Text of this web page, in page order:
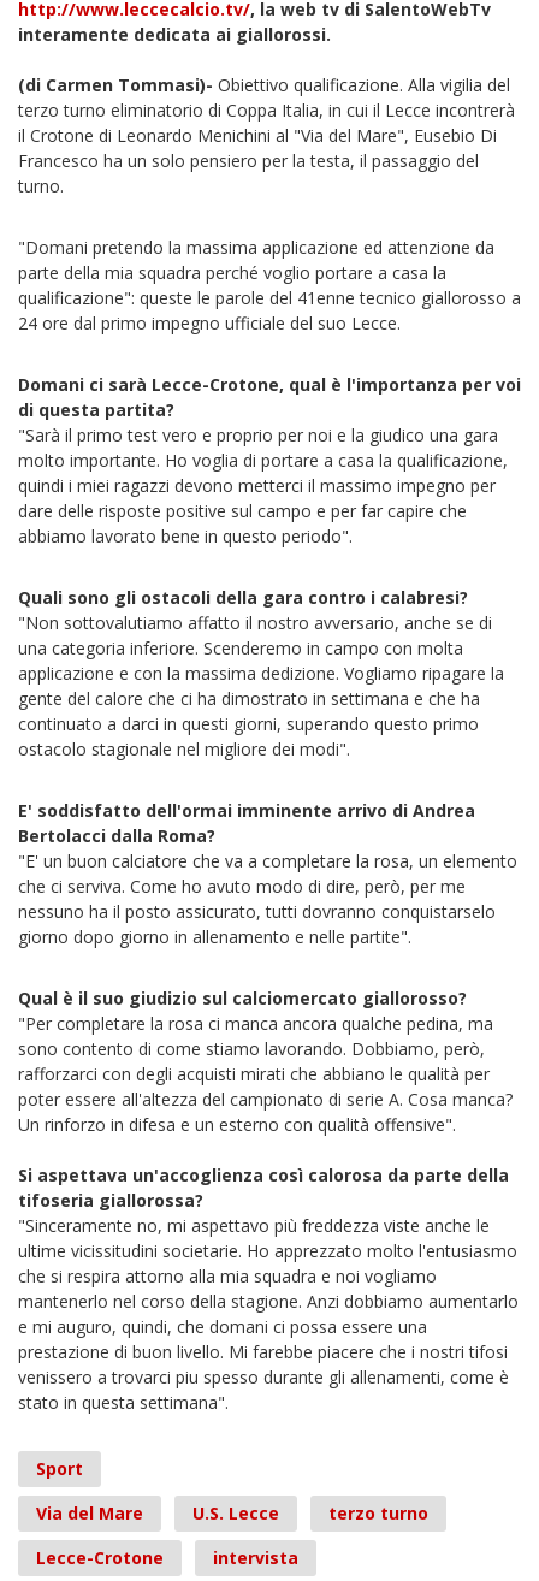
http://www.leccecalcio.tv/, la web tv di SalentoWebTv
interamente dedicata ai giallorossi.
(di Carmen Tommasi)- Obiettivo qualificazione. Alla vigilia del
terzo turno eliminatorio di Coppa Italia, in cui il Lecce incontrerà
il Crotone di Leonardo Menichini al "Via del Mare", Eusebio Di
Francesco ha un solo pensiero per la testa, il passaggio del
turno.
"Domani pretendo la massima applicazione ed attenzione da
parte della mia squadra perché voglio portare a casa la
qualificazione": queste le parole del 41enne tecnico giallorosso a
24 ore dal primo impegno ufficiale del suo Lecce.
Domani ci sarà Lecce-Crotone, qual è l'importanza per voi
di questa partita?
"Sarà il primo test vero e proprio per noi e la giudico una gara
molto importante. Ho voglia di portare a casa la qualificazione,
quindi i miei ragazzi devono metterci il massimo impegno per
dare delle risposte positive sul campo e per far capire che
abbiamo lavorato bene in questo periodo".
Quali sono gli ostacoli della gara contro i calabresi?
"Non sottovalutiamo affatto il nostro avversario, anche se di
una categoria inferiore. Scenderemo in campo con molta
applicazione e con la massima dedizione. Vogliamo ripagare la
gente del calore che ci ha dimostrato in settimana e che ha
continuato a darci in questi giorni, superando questo primo
ostacolo stagionale nel migliore dei modi".
E' soddisfatto dell'ormai imminente arrivo di Andrea
Bertolacci dalla Roma?
"E' un buon calciatore che va a completare la rosa, un elemento
che ci serviva. Come ho avuto modo di dire, però, per me
nessuno ha il posto assicurato, tutti dovranno conquistarselo
giorno dopo giorno in allenamento e nelle partite".
Qual è il suo giudizio sul calciomercato giallorosso?
"Per completare la rosa ci manca ancora qualche pedina, ma
sono contento di come stiamo lavorando. Dobbiamo, però,
rafforzarci con degli acquisti mirati che abbiano le qualità per
poter essere all'altezza del campionato di serie A. Cosa manca?
Un rinforzo in difesa e un esterno con qualità offensive".
Si aspettava un'accoglienza così calorosa da parte della
tifoseria giallorossa?
"Sinceramente no, mi aspettavo più freddezza viste anche le
ultime vicissitudini societarie. Ho apprezzato molto l'entusiasmo
che si respira attorno alla mia squadra e noi vogliamo
mantenerlo nel corso della stagione. Anzi dobbiamo aumentarlo
e mi auguro, quindi, che domani ci possa essere una
prestazione di buon livello. Mi farebbe piacere che i nostri tifosi
venissero a trovarci piu spesso durante gli allenamenti, come è
stato in questa settimana".
Sport
Via del Mare
U.S. Lecce
terzo turno
Lecce-Crotone
intervista